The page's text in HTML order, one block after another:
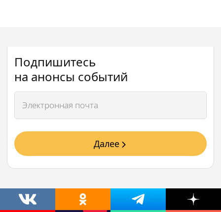
Подпишитесь
на анонсы событий
Далее